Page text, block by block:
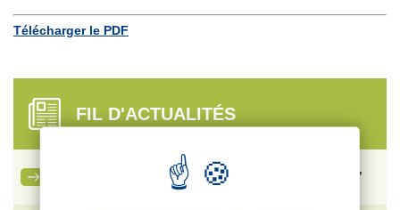
Télécharger le PDF
FIL D'ACTUALITÉS
Ce qu’il faut savoir sur le nouveau congé de naissance,
entré en vigueur le 1er juillet 2026